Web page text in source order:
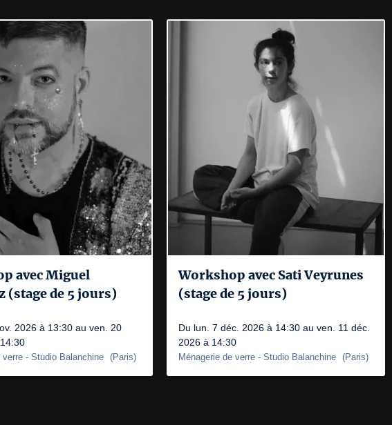
avec Miguel
(stage de 5 jours)
2026 à 13:30 au ven. 20
verre - Studio Balanchine (Paris)
Workshop avec Sati Veyrunes
(stage de 5 jours)
Du lun. 7 déc. 2026 à 14:30 au ven. 11 déc.
2026 à 14:30
Ménagerie de verre - Studio Balanchine (Paris)